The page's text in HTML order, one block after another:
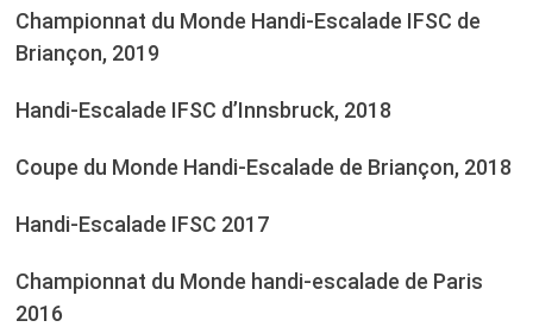
Championnat du Monde Handi-Escalade IFSC de
Briançon, 2019
Handi-Escalade IFSC d’Innsbruck, 2018
Coupe du Monde Handi-Escalade de Briançon, 2018
Handi-Escalade IFSC 2017
Championnat du Monde handi-escalade de Paris
2016